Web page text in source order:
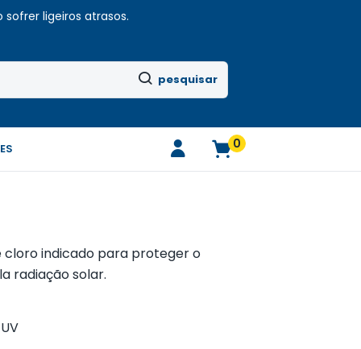
ligeiros atrasos.
pesquisar
0
indicado para proteger o
radiação solar.